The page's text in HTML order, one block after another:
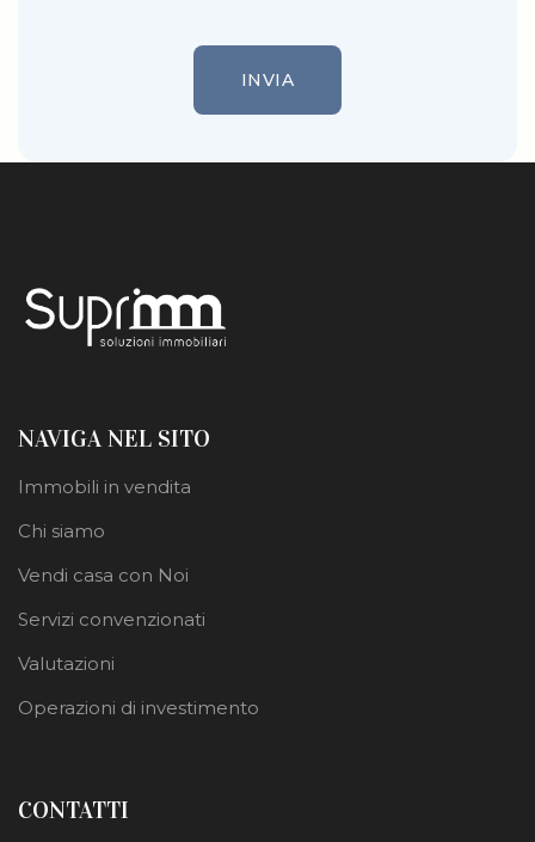
NAVIGA NEL SITO
Immobili in vendita
Chi siamo
Vendi casa con Noi
Servizi convenzionati
Valutazioni
Operazioni di investimento
CONTATTI